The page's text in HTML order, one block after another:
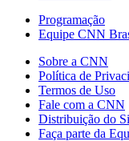
Programação
Equipe CNN
Sobre a CNN
Política de
Termos de Uso
Fale com a CNN
Distribuição do
Faça parte da